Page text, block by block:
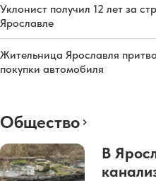
Уклонист получил 12 лет за
Ярославле
Жительница Ярославля
покупки автомобиля
Общество
В